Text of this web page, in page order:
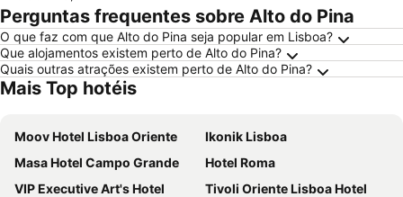
Perguntas frequentes sobre Alto do Pina
O que faz com que Alto do Pina seja popular em Lisboa?
Que alojamentos existem perto de Alto do Pina?
Quais outras atrações existem perto de Alto do Pina?
Mais Top hotéis
Moov Hotel Lisboa Oriente
Ikonik Lisboa
Masa Hotel Campo Grande
Hotel Roma
VIP Executive Art's Hotel
Tivoli Oriente Lisboa Hotel